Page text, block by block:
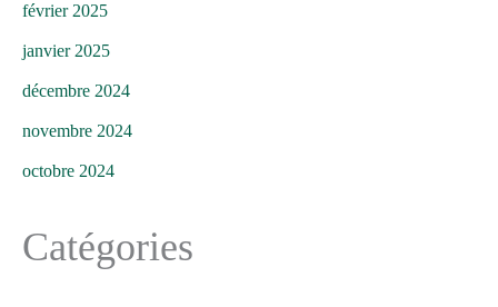
février 2025
janvier 2025
décembre 2024
novembre 2024
octobre 2024
Catégories